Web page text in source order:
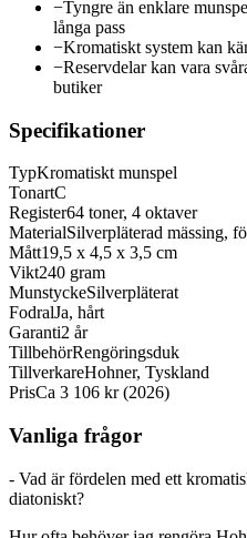
−Tyngre än enklare
långa pass
−Kromatiskt system kan
−Reservdelar kan vara
butiker
Specifikationer
TypKromatiskt munspel
TonartC
Register64 toner, 4 oktaver
MaterialSilverpläterad mässing,
Mått19,5 x 4,5 x 3,5 cm
Vikt240 gram
MunstyckeSilverpläterat
FodralJa, hårt
Garanti2 år
TillbehörRengöringsduk
TillverkareHohner, Tyskland
PrisCa 3 106 kr (2026)
Vanliga frågor
- Vad är fördelen med ett
diatoniskt?